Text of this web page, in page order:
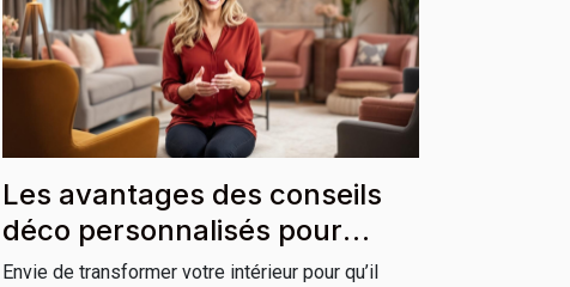
Les avantages des conseils
déco personnalisés pour
votre habitation
Envie de transformer votre intérieur pour qu’il